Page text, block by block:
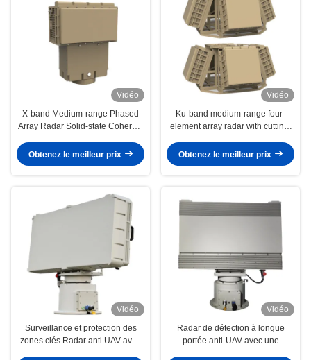
Vidéo
X-band Medium-range Phased
Array Radar Solid-state Coherent
Machine Learning for All-weather
Detection of Low Small Slow
Obtenez le meilleur prix
Vidéo
Ku-band medium-range four-
element array radar with cutting-
path technology
Obtenez le meilleur prix
Vidéo
Surveillance et protection des
zones clés Radar anti UAV avec
Vidéo
Radar de détection à longue
portée anti-UAV avec une